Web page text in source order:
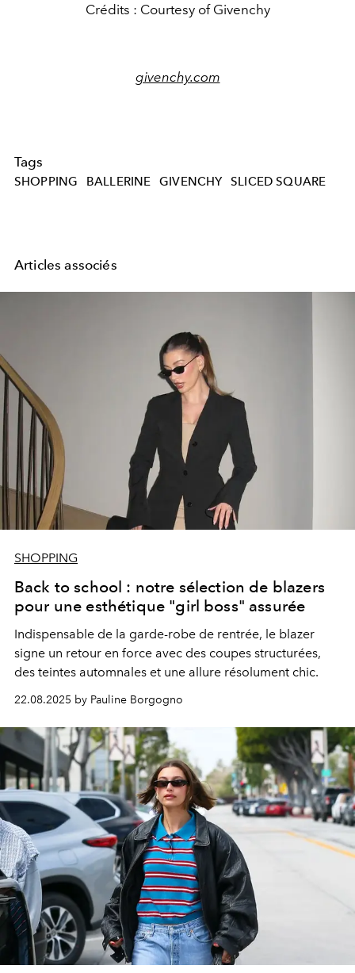
Crédits : Courtesy of Givenchy
givenchy.com
Tags
SHOPPING BALLERINE GIVENCHY SLICED SQUARE
Articles associés
SHOPPING
Back to school : notre sélection de blazers
pour une esthétique "girl boss" assurée
Indispensable de la garde-robe de rentrée, le blazer
signe un retour en force avec des coupes structurées,
des teintes automnales et une allure résolument chic.
22.08.2025 by Pauline Borgogno